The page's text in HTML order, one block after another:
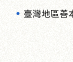
臺灣地區善